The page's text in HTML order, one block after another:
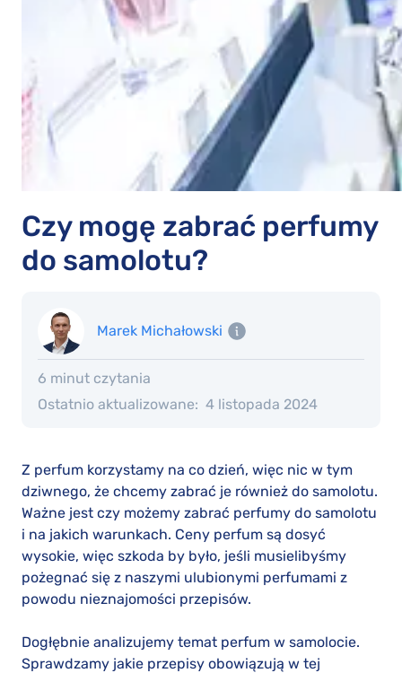
Czy mogę zabrać perfumy
do samolotu?
Marek Michałowski
6 minut czytania
Ostatnio aktualizowane: 4 listopada 2024
Z perfum korzystamy na co dzień, więc nic w tym
dziwnego, że chcemy zabrać je również do samolotu.
Ważne jest czy możemy zabrać perfumy do samolotu
i na jakich warunkach. Ceny perfum są dosyć
wysokie, więc szkoda by było, jeśli musielibyśmy
pożegnać się z naszymi ulubionymi perfumami z
powodu nieznajomości przepisów.
Dogłębnie analizujemy temat perfum w samolocie.
Sprawdzamy jakie przepisy obowiązują w tej